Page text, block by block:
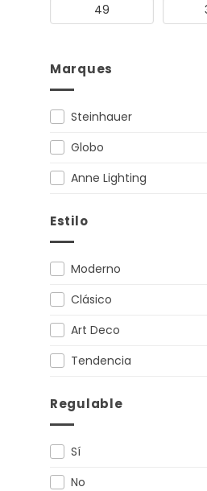
Marques
Steinhauer
Globo
Anne Lighting
Estilo
Moderno
Clásico
Art Deco
Tendencia
Regulable
Sí
No